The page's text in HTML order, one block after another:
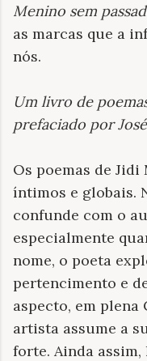
Menino sem
as marcas que a
nós.
Um livro de
prefaciado por
Os poemas de Jidi
íntimos e globais.
confunde com o
especialmente
nome, o poeta
pertencimento e
aspecto, em plena
artista assume a
forte. Ainda